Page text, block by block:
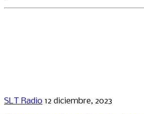
SLT Radio 12 diciembre, 2023